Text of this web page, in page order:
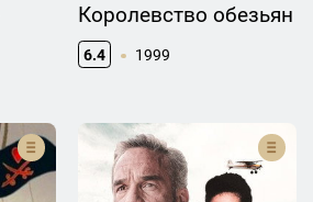
Королевство обезьян
6.4 1999